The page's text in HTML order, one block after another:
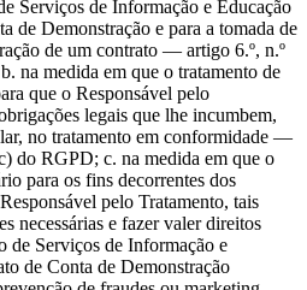
Serviços de Informação e Educação
de Demonstração e para a tomada de
de um contrato — artigo 6.º, n.º
na medida em que o tratamento de
que o Responsável pelo
legais que lhe incumbem,
no tratamento em conformidade —
do RGPD; c. na medida em que o
para os fins decorrentes dos
pelo Tratamento, tais
necessárias e fazer valer direitos
de Serviços de Informação e
de Conta de Demonstração